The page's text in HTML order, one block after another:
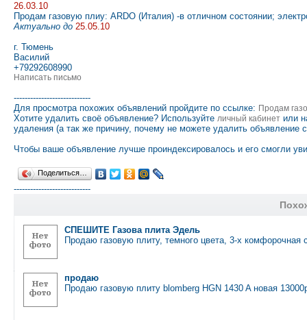
26.03.10
Продам газовую плиу: ARDO (Италия) -в отличном состоянии;
Актуально до 25.05.10
г. Тюмень
Василий
+79292608990
Написать письмо
----------------------------
Для просмотра похожих объявлений пройдите по ссылке: Продам
Хотите удалить своё объявление? Используйте личный кабинет или
удаления (а так же причину, почему не можете удалить объявление
Чтобы ваше объявление лучше проиндексировалось и его смогли
Поделиться…
----------------------------
СПЕШИТЕ Газова плита Эдель
Продаю газовую плиту, темного цвета, 3-х комфорочная
продаю
Продаю газовую плиту blomberg HGN 1430 A новая